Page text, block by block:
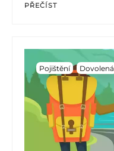
PŘEČÍST
Pojištění Dovolená